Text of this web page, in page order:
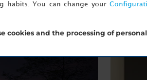
habits. You can change your
cookies and the processing of